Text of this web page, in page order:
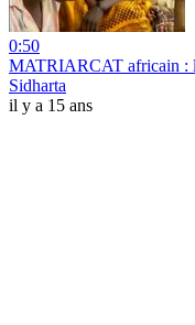
0:50
MATRIARCAT africain :
Sidharta
il y a 15 ans